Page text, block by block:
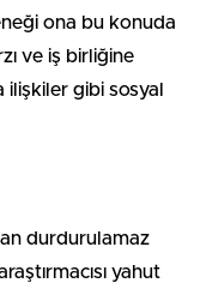
ona bu konuda
ve iş birliğine
ilişkiler gibi sosyal
durdurulamaz
yahut